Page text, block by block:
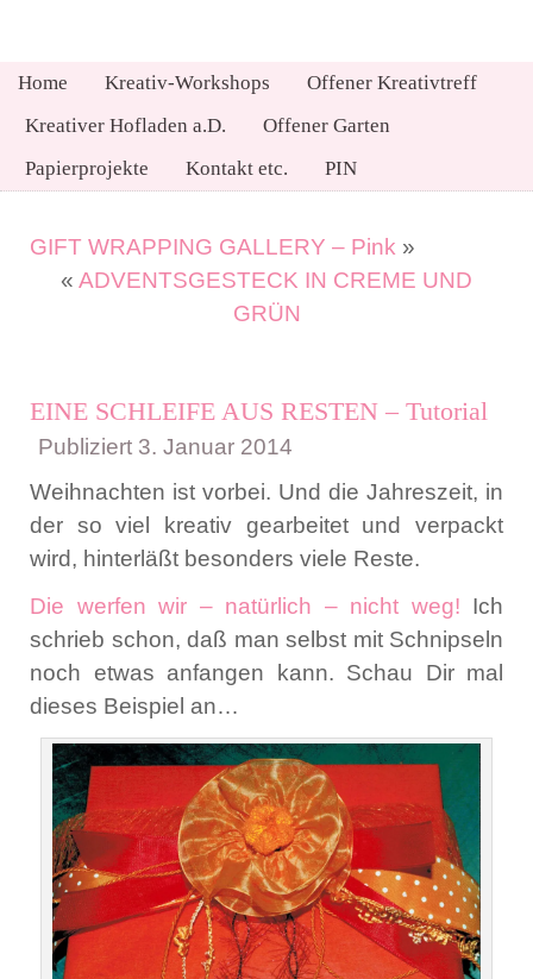
Home Kreativ-Workshops
Offener Kreativtreff
Kreativer Hofladen a.D.
Offener Garten
Papierprojekte
Kontakt etc. PIN
GIFT WRAPPING GALLERY – Pink »
« ADVENTSGESTECK IN CREME UND
GRÜN
EINE SCHLEIFE AUS RESTEN – Tutorial
Publiziert 3. Januar 2014
Weihnachten ist vorbei. Und die Jahreszeit, in
der so viel kreativ gearbeitet und verpackt
wird, hinterläßt besonders viele Reste.
Die werfen wir – natürlich – nicht weg! Ich
schrieb schon, daß man selbst mit Schnipseln
noch etwas anfangen kann. Schau Dir mal
dieses Beispiel an…